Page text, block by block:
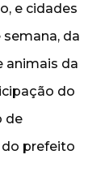
e cidades
da
animais da
do
de
do prefeito